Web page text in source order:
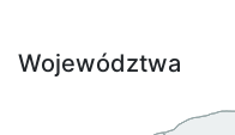
Województwa